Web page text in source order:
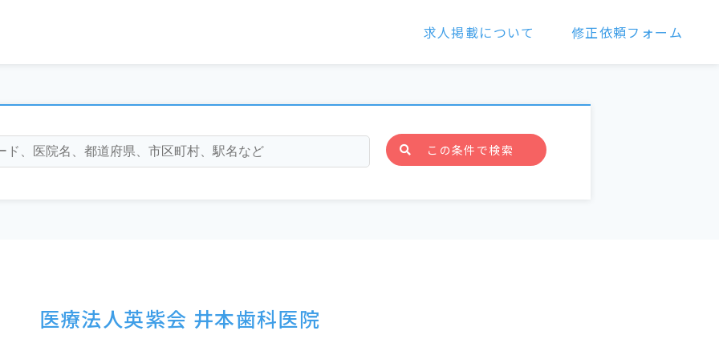
求人掲載について 修正依頼フォーム
この条件で検索
医療法人英紫会 井本歯科医院